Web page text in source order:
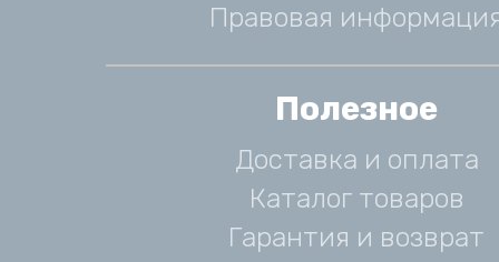
Правовая
Полезное
Доставка и оплата
Каталог товаров
Гарантия и возврат